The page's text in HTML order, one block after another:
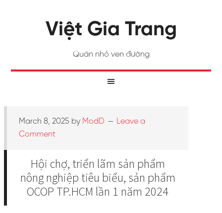
Việt Gia Trang
Quán nhỏ ven đường
March 8, 2025 by ModD
Leave a
Comment
Hội chợ, triển lãm sản phẩm
nông nghiệp tiêu biểu, sản phẩm
OCOP TP.HCM lần 1 năm 2024